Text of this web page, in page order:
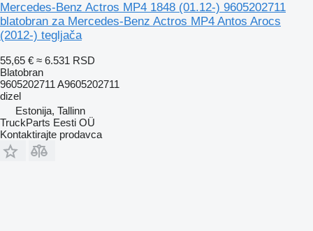
Mercedes-Benz Actros MP4 1848 (01.12-) 9605202711
blatobran za Mercedes-Benz Actros MP4 Antos Arocs
(2012-) tegljača
55,65 € ≈ 6.531 RSD
Blatobran
9605202711 A9605202711
dizel
Estonija, Tallinn
TruckParts Eesti OÜ
Kontaktirajte prodavca